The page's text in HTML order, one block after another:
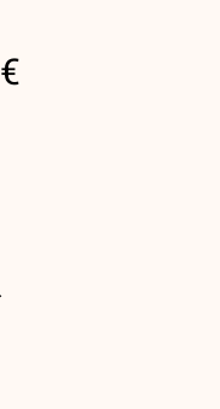
€